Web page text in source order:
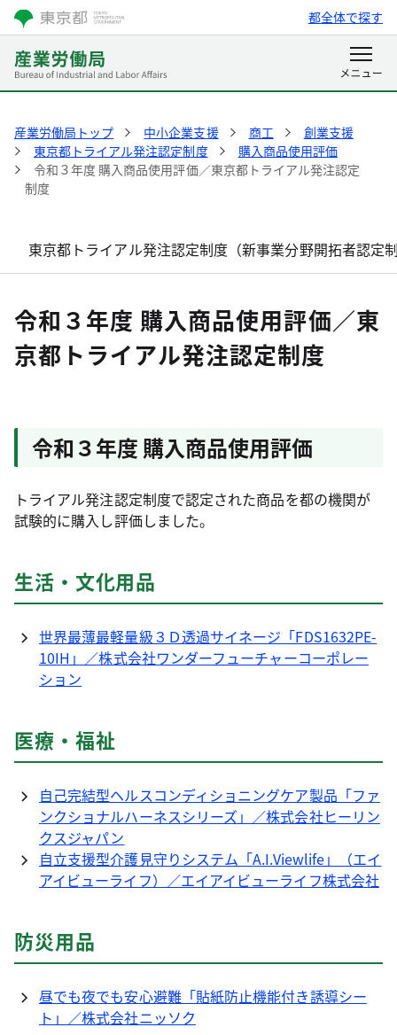
都全体で探す
産業労働局トップ 中小企業支援 商工
創業支援
東京都トライアル発注認定制度
購入商品使用評価
令和３年度 購入商品使用評価／東京都トライアル発注認定
制度
東京都トライアル発注認定制度（新事業分野開拓者認定
令和３年度 購入商品使用評価／東
京都トライアル発注認定制度
令和３年度 購入商品使用評価
トライアル発注認定制度で認定された商品を都の機関が
試験的に購入し評価しました。
生活・文化用品
世界最薄最軽量級３Ｄ透過サイネージ「FDS1632PE-
10IH」／株式会社ワンダーフューチャーコーポレー
ション
医療・福祉
自己完結型ヘルスコンディショニングケア製品「ファ
ンクショナルハーネスシリーズ」／株式会社ヒーリン
クスジャパン
自立支援型介護見守りシステム「A.I.Viewlife」（エイ
アイビューライフ）／エイアイビューライフ株式会社
防災用品
昼でも夜でも安心避難「貼紙防止機能付き誘導シー
ト」／株式会社ニッソク